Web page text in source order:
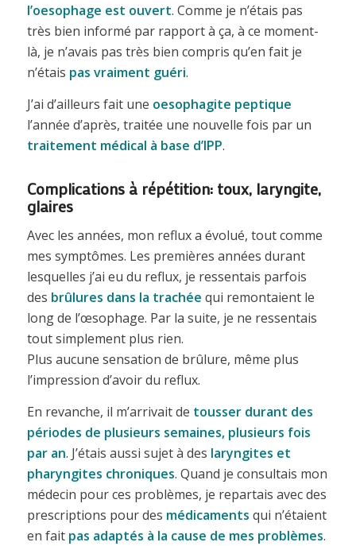
l’oesophage est ouvert. Comme je n’étais pas
très bien informé par rapport à ça, à ce moment-
là, je n’avais pas très bien compris qu’en fait je
n’étais pas vraiment guéri.
J’ai d’ailleurs fait une oesophagite peptique
l’année d’après, traitée une nouvelle fois par un
traitement médical à base d’IPP.
Complications à répétition: toux, laryngite,
glaires
Avec les années, mon reflux a évolué, tout comme
mes symptômes. Les premières années durant
lesquelles j’ai eu du reflux, je ressentais parfois
des brûlures dans la trachée qui remontaient le
long de l’œsophage. Par la suite, je ne ressentais
tout simplement plus rien.
Plus aucune sensation de brûlure, même plus
l’impression d’avoir du reflux.
En revanche, il m’arrivait de tousser durant des
périodes de plusieurs semaines, plusieurs fois
par an. J’étais aussi sujet à des laryngites et
pharyngites chroniques. Quand je consultais mon
médecin pour ces problèmes, je repartais avec des
prescriptions pour des médicaments qui n’étaient
en fait pas adaptés à la cause de mes problèmes.